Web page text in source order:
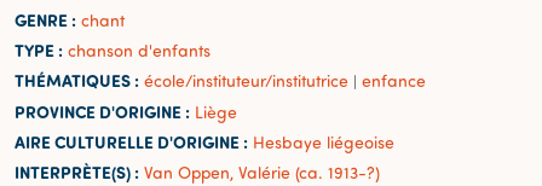
GENRE : chant
TYPE : chanson d'enfants
THÉMATIQUES : école/instituteur/institutrice | enfance
PROVINCE D'ORIGINE : Liège
AIRE CULTURELLE D'ORIGINE : Hesbaye liégeoise
INTERPRÈTE(S) : Van Oppen, Valérie (ca. 1913-?)